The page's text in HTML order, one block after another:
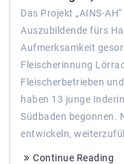
Das Projekt „AINS-
Auszubildende fürs
Aufmerksamkeit
Fleischerinnung
Fleischerbetrieben
haben 13 junge
Südbaden begonnen.
entwickeln,
Continue Reading